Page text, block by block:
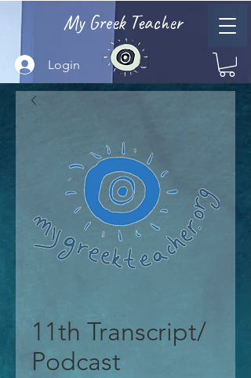
My Greek Teacher
Login
11th Transcript/
Podcast